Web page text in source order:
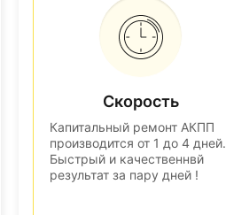
Скорость
Капитальный ремонт АКПП
производится от 1 до 4 дней.
Быстрый и качественнвй
результат за пару дней !